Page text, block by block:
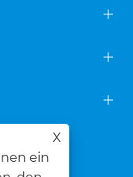
X
ein